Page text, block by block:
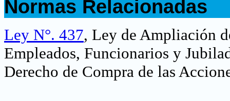
Normas Relacionadas
Ley N°. 437, Ley de Ampliación
Empleados, Funcionarios y
Derecho de Compra de las